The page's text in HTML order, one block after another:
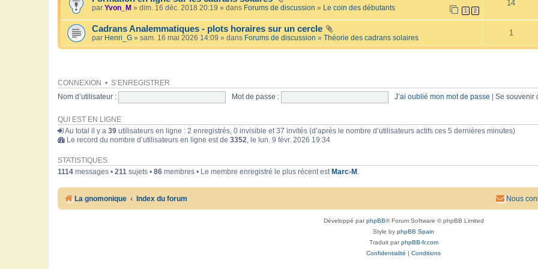
i
l
e
l
a
i
s
1 2
par Yvon_M » dim. 16 déc. 2018 20:19 » dans Forums de discussion » Le coin des débutants
14
Cadrans Analemmatiques - plots horaires sur un cercle
par Henri_G » sam. 16 mai 2026 14:09 » dans Forums de discussion » Théorie des cadrans solaires
1
CONNEXION • S’ENREGISTRER
Nom d’utilisateur : Mot de passe : J’ai oublié mon mot de passe Se souvenir
QUI EST EN LIGNE
Au total il y a 39 utilisateurs en ligne : 2 enregistrés, 0 invisible et 37 invités (d’après le nombre d’utilisateurs actifs ces 5 dernières minutes)
Le record du nombre d’utilisateurs en ligne est de 3352 , le lun. 9 févr. 2026 19:34
STATISTIQUES
1114 messages • 211 sujets • 86 membres • Le membre enregistré le plus récent est Marc-M
La gnomonique Index du forum Nous
Développé parphpBB® Forum Software © phpBB Limited
Style by phpBB Spain
Traduit parphpBB-fr.com
Confidentialité | Conditions